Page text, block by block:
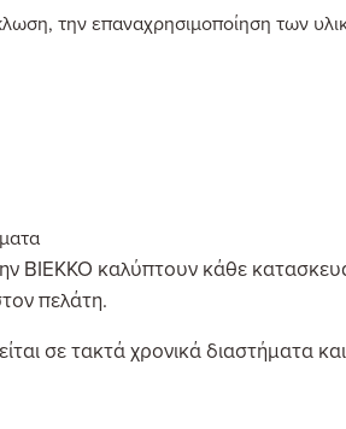
την επαναχρησιμοποίηση των
ΒΙΕΚΚΟ καλύπτουν κάθε
πελάτη.
σε τακτά χρονικά διαστήματα και